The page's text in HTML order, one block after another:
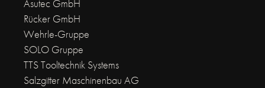
Asutec GmbH
Rücker GmbH
Wehrle-Gruppe
SOLO Gruppe
TTS Tooltechnik Systems
Salzgitter Maschinenbau AG